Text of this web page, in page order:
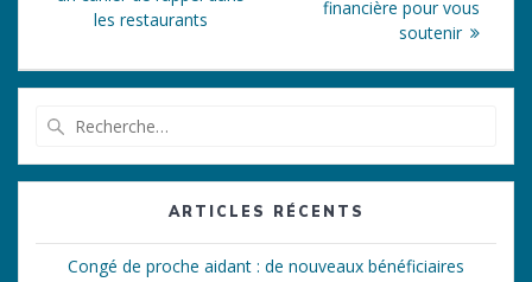
l’articleles restaurants
financière pour vous
soutenir
:
ARTICLES RÉCENTS
Congé de proche aidant : de nouveaux bénéficiaires